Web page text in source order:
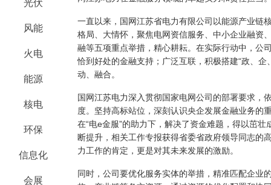
光伏
风能
火电
能源
核电
环保
信息化
会展
一直以来，国网江苏省电力有限公司以能源产业链
格局、大情怀，聚焦电网资信服务、中小企业融资
融等五项重点举措，精心耕耘。在实际行动中，公
恰到好处的金融支持；广泛互联，积极搭建“政、
动、融合。
国网江苏电力深入贯彻国家电网公司的部署要求，
度。坚持高标站位，深刻认识央企发展金融业务的
在“电e金服”的助力下，解决了资金难题，得以茁
断提升，相关工作专报获得省委省政府领导同志的
力工作的肯定，更是对其未来发展的激励。
同时，公司要优化服务实体的举措，精准匹配企业